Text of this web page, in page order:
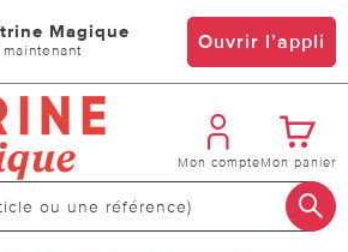
Magique Ouvrir l’appli
Mon compteMon panier